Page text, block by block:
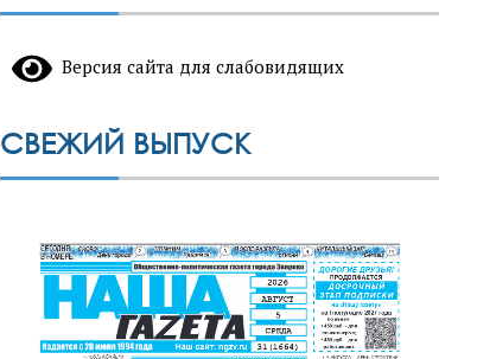
Версия сайта для слабовидящих
СВЕЖИЙ ВЫПУСК